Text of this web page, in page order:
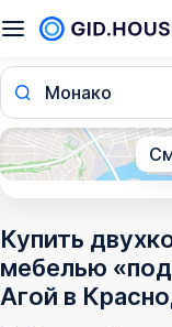
Монако
Купить
мебелью
Агой в